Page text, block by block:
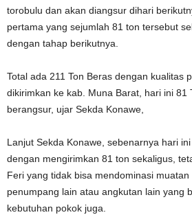
torobulu dan akan diangsur dihari
pertama yang sejumlah 81 ton tersebut
dengan tahap berikutnya.
Total ada 211 Ton Beras dengan kualitas
dikirimkan ke kab. Muna Barat, hari ini 81
berangsur, ujar Sekda Konawe,
Lanjut Sekda Konawe, sebenarnya hari
dengan mengirimkan 81 ton sekaligus,
Feri yang tidak bisa mendominasi
penumpang lain atau angkutan lain yang
kebutuhan pokok juga.